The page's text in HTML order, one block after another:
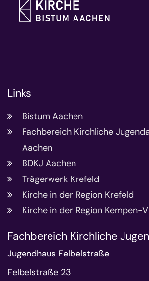
Links
Bistum Aachen
Fachbereich Kirchliche
Aachen
BDKJ Aachen
Trägerwerk Krefeld
Kirche in der Region Krefeld
Kirche in der Region Kempen-
Fachbereich Kirchliche
Jugendhaus Felbelstraße
Felbelstraße 23